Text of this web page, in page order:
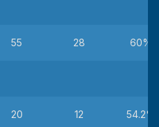
55 28 60%
20 12 54.2%